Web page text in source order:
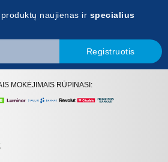
naujienas ir specialius
Registruotis
MOKĖJIMAIS RŪPINASI: